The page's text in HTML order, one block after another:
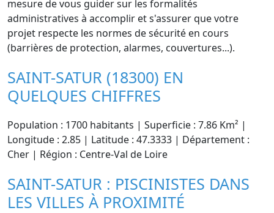
mesure de vous guider sur les formalités
administratives à accomplir et s'assurer que votre
projet respecte les normes de sécurité en cours
(barrières de protection, alarmes, couvertures...).
SAINT-SATUR (18300) EN
QUELQUES CHIFFRES
Population : 1700 habitants | Superficie : 7.86 Km² |
Longitude : 2.85 | Latitude : 47.3333 | Département :
Cher | Région : Centre-Val de Loire
SAINT-SATUR : PISCINISTES DANS
LES VILLES À PROXIMITÉ